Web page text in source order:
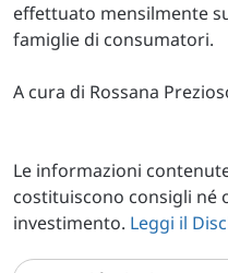
effettuato mensilmente
famiglie di consumatori.
A cura di Rossana
Le informazioni
costituiscono consigli né
investimento. Leggi il